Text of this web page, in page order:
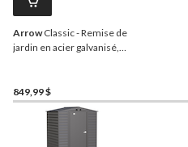
ArrowClassic - Remise de
jardin en acier galvanisé,
849,99 $